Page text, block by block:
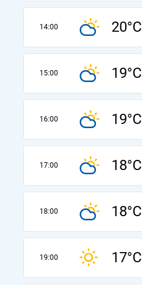
14:00 20°C
15:00 19°C
16:00 19°C
17:00 18°C
18:00 18°C
19:00 17°C